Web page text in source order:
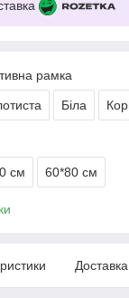
рамка
Біла
см 60*80 см
Доставка